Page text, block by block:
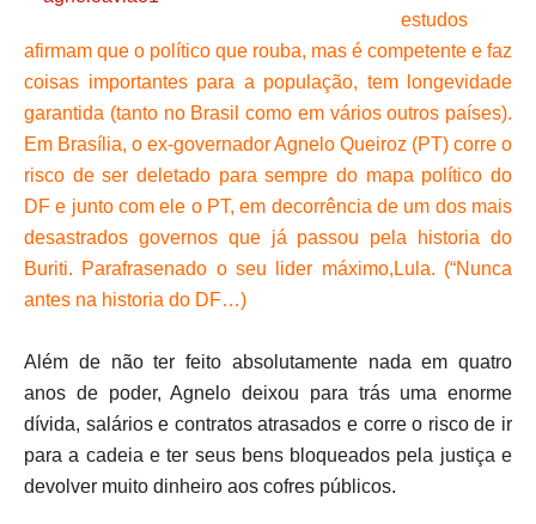
estudos
afirmam que o político que rouba, mas é competente e faz
coisas importantes para a população, tem longevidade
garantida (tanto no Brasil como em vários outros países).
Em Brasília, o ex-governador Agnelo Queiroz (PT) corre o
risco de ser deletado para sempre do mapa político do
DF e junto com ele o PT, em decorrência de um dos mais
desastrados governos que já passou pela historia do
Buriti. Parafrasenado o seu lider máximo,Lula. (“Nunca
antes na historia do DF…)
Além de não ter feito absolutamente nada em quatro
anos de poder, Agnelo deixou para trás uma enorme
dívida, salários e contratos atrasados e corre o risco de ir
para a cadeia e ter seus bens bloqueados pela justiça e
devolver muito dinheiro aos cofres públicos.